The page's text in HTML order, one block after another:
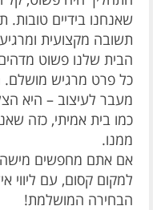
שאנחנו בידיים טובות.
תשובה מקצועית
הבית שלנו פשוט
כל פרט מרגיש
מעבר לעיצוב – היא
כמו בית אמיתי, כזה
ממנו.
אם אתם מחפשים
למקום קסום, עם ליווי
הבחירה המושלמת!